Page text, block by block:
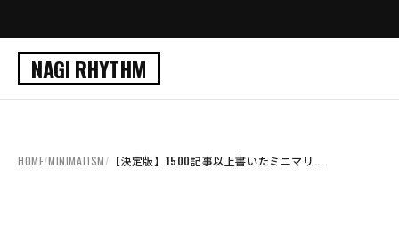
NAGI RHYTHM
HOME/MINIMALISM/ 【決定版】1500記事以上書いたミニマリ...